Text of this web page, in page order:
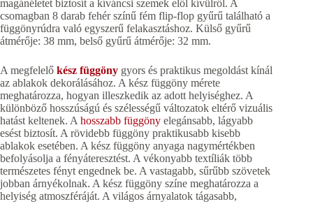
magánéletet biztosít a kíváncsi szemek elől kívülről. A
csomagban 8 darab fehér színű fém flip-flop gyűrű található a
függönyrúdra való egyszerű felakasztáshoz. Külső gyűrű
átmérője: 38 mm, belső gyűrű átmérője: 32 mm.
A megfelelő kész függöny gyors és praktikus megoldást kínál
az ablakok dekorálásához. A kész függöny mérete
meghatározza, hogyan illeszkedik az adott helyiséghez. A
különböző hosszúságú és szélességű változatok eltérő vizuális
hatást keltenek. Ahosszabb függöny elegánsabb, lágyabb
esést biztosít. A rövidebb függöny praktikusabb kisebb
ablakok esetében. A kész függöny anyaga nagymértékben
befolyásolja a fényáteresztést. A vékonyabb textíliák több
természetes fényt engednek be. A vastagabb, sűrűbb szövetek
jobban árnyékolnak. A kész függöny színe meghatározza a
helyiség atmoszféráját. A világos árnyalatok tágasabb,